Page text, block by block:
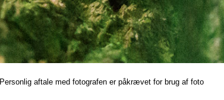
Personlig aftale med fotografen er påkrævet for brug af foto